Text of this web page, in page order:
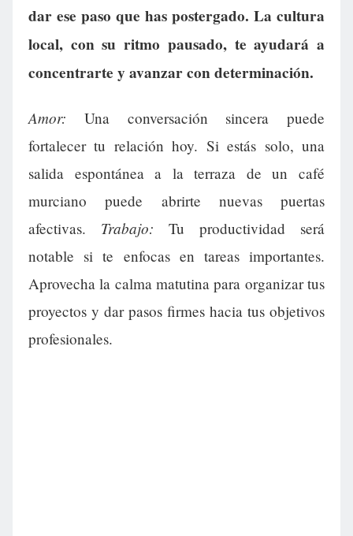
dar ese paso que has postergado. La cultura
local, con su ritmo pausado, te ayudará a
concentrarte y avanzar con determinación.
Amor: Una conversación sincera puede
fortalecer tu relación hoy. Si estás solo, una
salida espontánea a la terraza de un café
murciano puede abrirte nuevas puertas
afectivas. Trabajo: Tu productividad será
notable si te enfocas en tareas importantes.
Aprovecha la calma matutina para organizar tus
proyectos y dar pasos firmes hacia tus objetivos
profesionales.